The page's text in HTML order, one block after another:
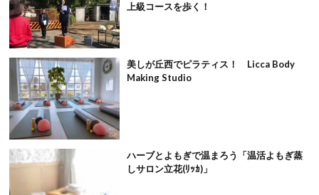
上級コースを歩く！
美しが丘西でピラティス！ Licca Body
Making Studio
ハーブとよもぎで温まろう「温活よもぎ蒸
しサロン立花(ﾘｯｶ)」